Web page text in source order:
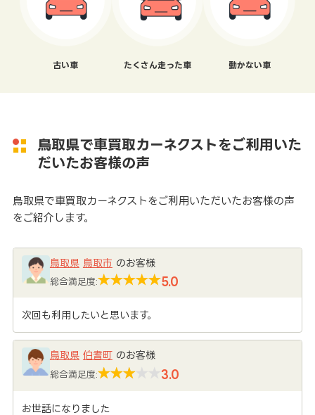
古い車 たくさん走った車 動かない車
鳥取県で車買取カーネクストをご利用いた
だいたお客様の声
鳥取県で車買取カーネクストをご利用いただいたお客様の声
をご紹介します。
鳥取県 鳥取市 のお客様
総合満足度: 5.0
次回も利用したいと思います。
鳥取県 伯耆町のお客様
総合満足度: 3.0
お世話になりました